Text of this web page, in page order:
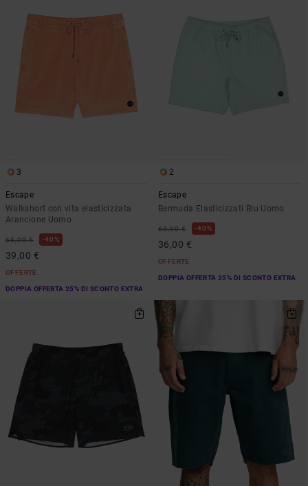
3
Escape
Walkshort con vita elasticizzata
Arancione Uomo
65,00 € 40%
39,00 €
OFFERTE
DOPPIA OFFERTA 25% DI SCONTO EXTRA
2
Escape
Bermuda Elasticizzati Blu Uomo
60,00 € 40%
36,00 €
OFFERTE
DOPPIA OFFERTA 25% DI SCONTO EXTRA